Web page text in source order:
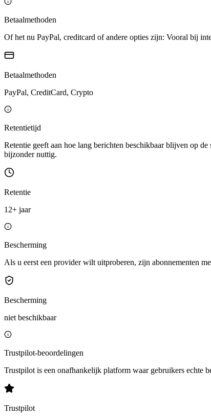
Betaalmethoden
Of het nu PayPal, creditcard of andere opties zijn: Vooral bij
Betaalmethoden
PayPal, CreditCard, Crypto
Retentietijd
Retentie geeft aan hoe lang berichten beschikbaar blijven op
bijzonder nuttig.
Retentie
12+ jaar
Bescherming
Als u eerst een provider wilt uitproberen, zijn abonnementen
Bescherming
niet beschikbaar
Trustpilot-beoordelingen
Trustpilot is een onafhankelijk platform waar gebruikers echte
Trustpilot